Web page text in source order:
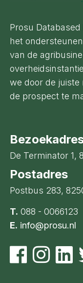
Prosu
het
van de
we door de
de prospect te
De Terminator 1,
Postadres
Postbus 283,
T. 088 - 0066123
E. info@prosu.nl